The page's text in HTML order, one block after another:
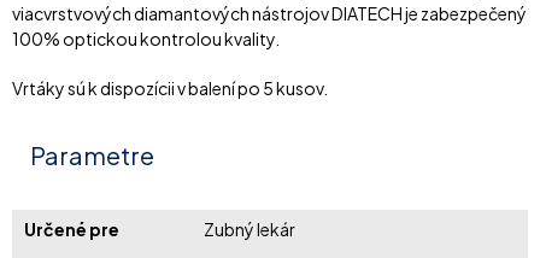
viacvrstvových diamantových nástrojov DIATECH je zabezpečený
100% optickou kontrolou kvality.
Vrtáky sú k dispozícii v balení po 5 kusov.
Parametre
Určené pre
Zubný lekár